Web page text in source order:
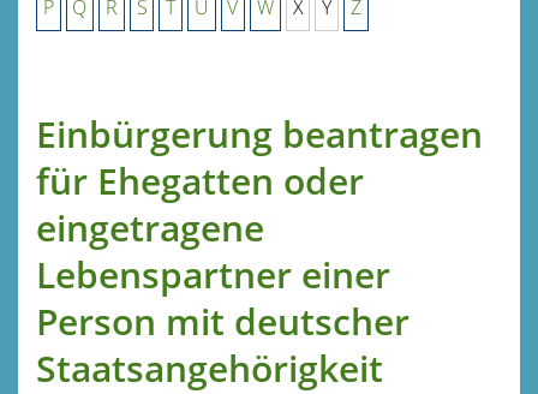
P Q R S T U V W X Y Z
Einbürgerung beantragen
für Ehegatten oder
eingetragene
Lebenspartner einer
Person mit deutscher
Staatsangehörigkeit